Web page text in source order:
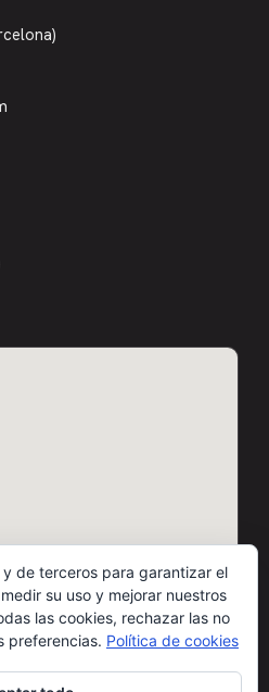
de terceros para garantizar el
su uso y mejorar nuestros
las cookies, rechazar las no
preferencias. Política de cookies